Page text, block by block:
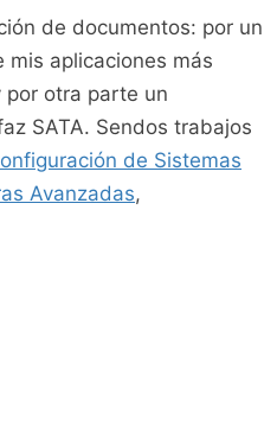
de documentos: por un
mis aplicaciones más
por otra parte un
SATA. Sendos trabajos
de Sistemas
Avanzadas,